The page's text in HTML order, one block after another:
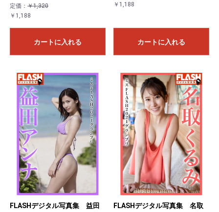
定価： ￥1,320
￥1,188
カートに入れる
￥1,188
カートに入れる
FLASHデジタル写真集 益田
FLASHデジタル写真集 名取